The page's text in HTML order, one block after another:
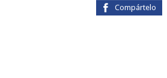
Compártelo